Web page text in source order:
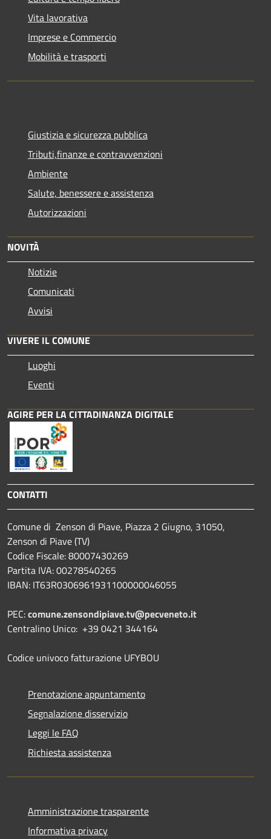
Vita lavorativa
Imprese e Commercio
Mobilità e trasporti
Giustizia e sicurezza pubblica
Tributi,finanze e contravvenzioni
Ambiente
Salute, benessere e assistenza
Autorizzazioni
NOVITÀ
Notizie
Comunicati
Avvisi
VIVERE IL COMUNE
Luoghi
Eventi
AGIRE PER LA CITTADINANZA DIGITALE
CONTATTI
Comune di Zenson di Piave, Piazza 2 Giugno, 31050,
Zenson di Piave (TV)
Codice Fiscale: 80007430269
Partita IVA: 00278540265
IBAN: IT63R0306961931100000046055
PEC:comune.zensondipiave.tv@pecveneto.it
Centralino Unico: +39 0421 344164
Codice univoco fatturazione UFYBOU
Prenotazione appuntamento
Segnalazione disservizio
Leggi le FAQ
Richiesta assistenza
Amministrazione trasparente
Informativa privacy